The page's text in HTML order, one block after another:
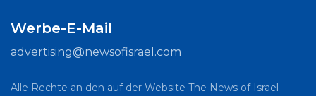
Werbe-E-Mail
advertising@newsofisrael.com
Alle Rechte an den auf der Website The News of Israel –